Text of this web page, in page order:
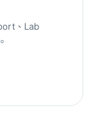
、Lab